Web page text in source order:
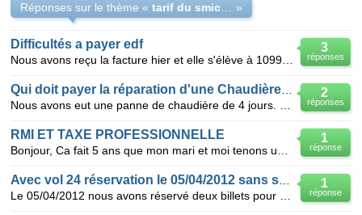
Réponses sur le thème « »
3
réponses
Difficultés a payer edf
2
réponses
1
réponse
RMI ET TAXE PROFESSIONNELLE
1
réponse